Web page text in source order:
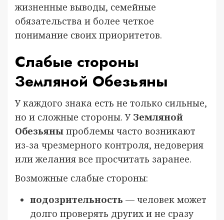
жизненные выводы, семейные
обязательства и более четкое
понимание своих приоритетов.
Слабые стороны
Земляной Обезьяны
У каждого знака есть не только сильные,
но и сложные стороны. У Земляной
Обезьяны проблемы часто возникают
из-за чрезмерного контроля, недоверия
или желания все просчитать заранее.
Возможные слабые стороны:
подозрительность — человек может
долго проверять других и не сразу